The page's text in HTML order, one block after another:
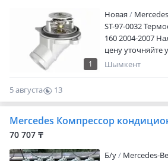
РЕГИОН
ОТПРАВКИ
ЛЮБОЙ ДЕТАЛИ
ГОРОДЕ АСТАНА
ВИДЕО
ДОЗВОНИЛИСЬ,
1
Новая
ST-97-0032
160 2004-2007
цену уточняйте
Шымкент
5 августа
13
0
Mercedes Компрессор
70 707 ₸
Б/y Mercedes-